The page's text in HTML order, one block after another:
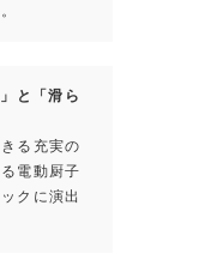
と「滑ら
る充実の
電動厨子
クに演出